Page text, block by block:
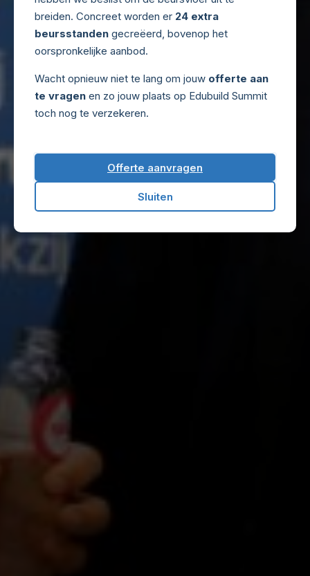
breiden. Concreet worden er 24 extra
beursstanden gecreëerd, bovenop het
oorspronkelijke aanbod.
Wacht opnieuw niet te lang om jouw offerte aan
te vragen en zo jouw plaats op Edubuild Summit
toch nog te verzekeren.
Offerte aanvragen
Sluiten